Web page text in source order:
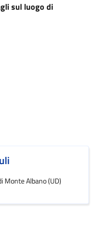
sul luogo di
Monte Albano (UD)